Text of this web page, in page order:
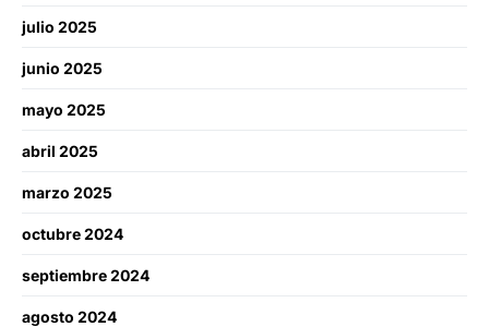
julio 2025
junio 2025
mayo 2025
abril 2025
marzo 2025
octubre 2024
septiembre 2024
agosto 2024